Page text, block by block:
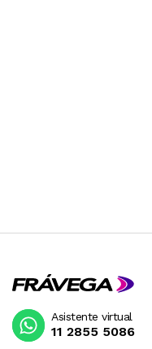
Asistente virtual
11 2855 5086